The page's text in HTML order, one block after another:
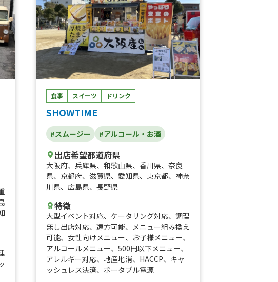
食事 スイーツ ドリンク
SHOWTIME
#スムージー #アルコール・お酒
出店希望都道府県
大阪府、 兵庫県、 和歌山県、 香川県、 奈良
県、 京都府、 滋賀県、 愛知県、 東京都、 神奈
川県、 広島県、 長野県
特徴
大型イベント対応、 ケータリング対応、 調理
無し出店対応、 遠方可能、 メニュー組み換え
可能、 女性向けメニュー、 お子様メニュー、
アルコールメニュー、 500円以下メニュー、
アレルギー対応、 地産地消、 HACCP、 キャ
ッシュレス決済、 ポータブル電源